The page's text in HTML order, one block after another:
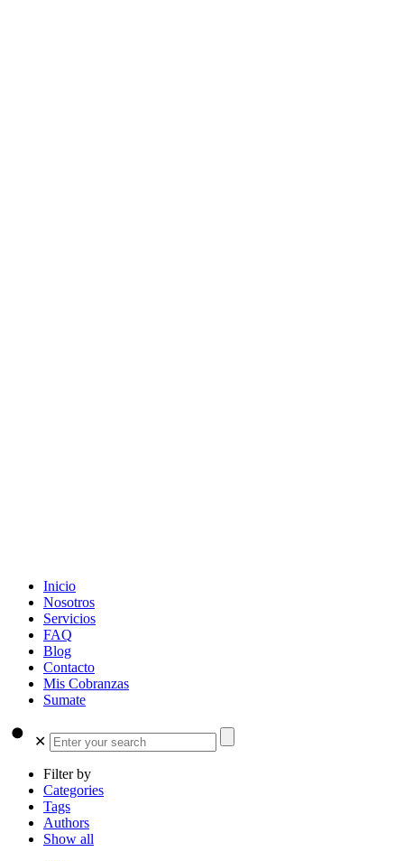
Inicio
Nosotros
Servicios
FAQ
Blog
Contacto
Mis Cobranzas
Sumate
✕
Filter by
Categories
Tags
Authors
Show all